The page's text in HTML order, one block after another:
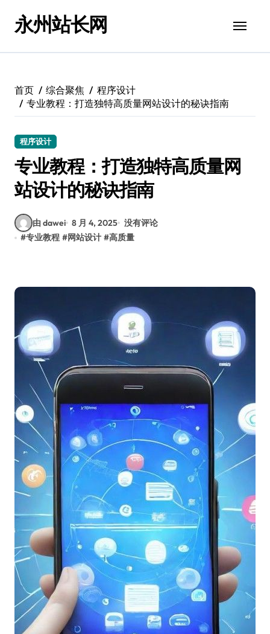
永州站长网
首页 综合聚焦
程序设计
专业教程：打造独特高质量网站设计的秘诀指南
程序设计
专业教程：打造独特高质量网
站设计的秘诀指南
由 dawei 8 月 4, 2025 没有评论
#专业教程 #网站设计 #高质量